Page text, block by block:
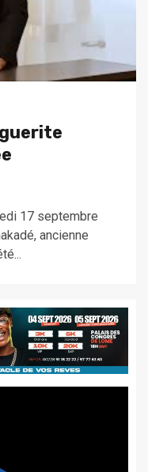
17 septembre
ancienne